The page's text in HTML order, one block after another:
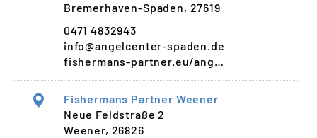
Bremerhaven-Spaden, 27619
0471 4832943
info@angelcenter-spaden.de
fishermans-partner.eu/ang…
Fishermans Partner Weener
Neue Feldstraße 2
Weener, 26826